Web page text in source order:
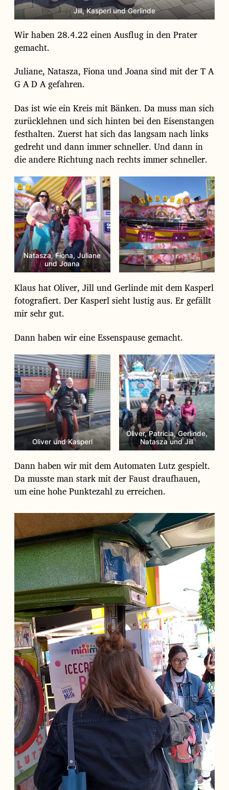
Jill, Kasperl und Gerlinde
Wir haben 28.4.22 einen Ausflug in den Prater
gemacht.
Juliane, Natasza, Fiona und Joana sind mit der T A
G A D A gefahren.
Das ist wie ein Kreis mit Bänken. Da muss man sich
zurücklehnen und sich hinten bei den Eisenstangen
festhalten. Zuerst hat sich das langsam nach links
gedreht und dann immer schneller. Und dann in
die andere Richtung nach rechts immer schneller.
Natasza, Fiona, Juliane
und Joana
Klaus hat Oliver, Jill und Gerlinde mit dem Kasperl
fotografiert. Der Kasperl sieht lustig aus. Er gefällt
mir sehr gut.
Dann haben wir eine Essenspause gemacht.
Oliver und Kasperl
Oliver, Patricia, Gerlinde,
Natasza und Jill
Dann haben wir mit dem Automaten Lutz gespielt.
Da musste man stark mit der Faust draufhauen,
um eine hohe Punktezahl zu erreichen.